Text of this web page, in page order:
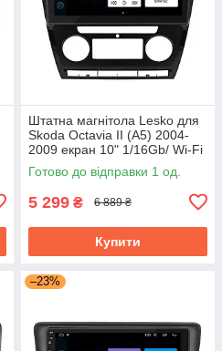
Штатна магнітола Lesko для
Skoda Octavia II (A5) 2004-
2009 екран 10" 1/16Gb/ Wi-Fi
Optima GPS Android Шкода
Готово до відправки 1 од.
5 299 ₴ 6 889 ₴
Купити
–23%